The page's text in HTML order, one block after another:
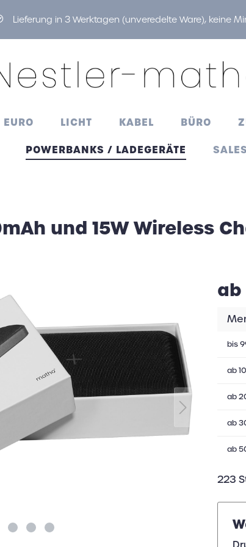
Lieferung in 3 Werktagen (unveredelte Ware), keine
LICHT KABEL BÜRO
POWERBANKS / LADEGERÄTE SALES
Ventilatoren
Feuerzeuge
Trinkhalme
und 15W Wireless
ab
bis
ab
ab
ab
ab
223